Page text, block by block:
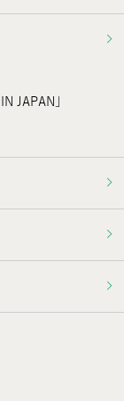
JAPAN」